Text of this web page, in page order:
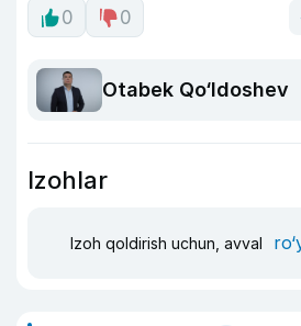
0
0
Otabek Qo‘ldoshev
Izohlar
Izoh qoldirish uchun, avval